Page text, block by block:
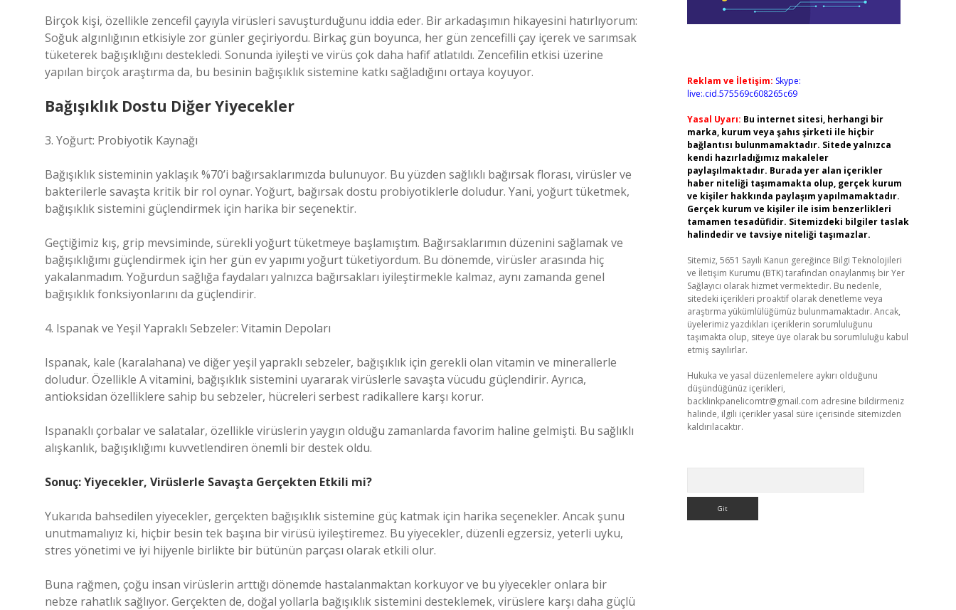
Birçok kişi, özellikle zencefil çayıyla virüsleri savuşturduğunu iddia eder. Bir arkadaşımın hikayesini hatırlıyorum:
Soğuk algınlığının etkisiyle zor günler geçiriyordu. Birkaç gün boyunca, her gün zencefilli çay içerek ve sarımsak
tüketerek bağışıklığını destekledi. Sonunda iyileşti ve virüs çok daha hafif atlatıldı. Zencefilin etkisi üzerine
yapılan birçok araştırma da, bu besinin bağışıklık sistemine katkı sağladığını ortaya koyuyor.
Bağışıklık Dostu Diğer Yiyecekler
3. Yoğurt: Probiyotik Kaynağı
Bağışıklık sisteminin yaklaşık %70’i bağırsaklarımızda bulunuyor. Bu yüzden sağlıklı bağırsak florası, virüsler ve
bakterilerle savaşta kritik bir rol oynar. Yoğurt, bağırsak dostu probiyotiklerle doludur. Yani, yoğurt tüketmek,
bağışıklık sistemini güçlendirmek için harika bir seçenektir.
Geçtiğimiz kış, grip mevsiminde, sürekli yoğurt tüketmeye başlamıştım. Bağırsaklarımın düzenini sağlamak ve
bağışıklığımı güçlendirmek için her gün ev yapımı yoğurt tüketiyordum. Bu dönemde, virüsler arasında hiç
yakalanmadım. Yoğurdun sağlığa faydaları yalnızca bağırsakları iyileştirmekle kalmaz, aynı zamanda genel
bağışıklık fonksiyonlarını da güçlendirir.
4. Ispanak ve Yeşil Yapraklı Sebzeler: Vitamin Depoları
Ispanak, kale (karalahana) ve diğer yeşil yapraklı sebzeler, bağışıklık için gerekli olan vitamin ve minerallerle
doludur. Özellikle A vitamini, bağışıklık sistemini uyararak virüslerle savaşta vücudu güçlendirir. Ayrıca,
antioksidan özelliklere sahip bu sebzeler, hücreleri serbest radikallere karşı korur.
Ispanaklı çorbalar ve salatalar, özellikle virüslerin yaygın olduğu zamanlarda favorim haline gelmişti. Bu sağlıklı
alışkanlık, bağışıklığımı kuvvetlendiren önemli bir destek oldu.
Sonuç: Yiyecekler, Virüslerle Savaşta Gerçekten Etkili mi?
Yukarıda bahsedilen yiyecekler, gerçekten bağışıklık sistemine güç katmak için harika seçenekler. Ancak şunu
unutmamalıyız ki, hiçbir besin tek başına bir virüsü iyileştiremez. Bu yiyecekler, düzenli egzersiz, yeterli uyku,
stres yönetimi ve iyi hijyenle birlikte bir bütünün parçası olarak etkili olur.
Buna rağmen, çoğu insan virüslerin arttığı dönemde hastalanmaktan korkuyor ve bu yiyecekler onlara bir
nebze rahatlık sağlıyor. Gerçekten de, doğal yollarla bağışıklık sistemini desteklemek, virüslere karşı daha güçlü
Reklam ve İletişim: Skype:
live:.cid.575569c608265c69
Yasal Uyarı: Bu internet sitesi, herhangi bir
marka, kurum veya şahıs şirketi ile hiçbir
bağlantısı bulunmamaktadır. Sitede yalnızca
kendi hazırladığımız makaleler
paylaşılmaktadır. Burada yer alan içerikler
haber niteliği taşımamakta olup, gerçek kurum
ve kişiler hakkında paylaşım yapılmamaktadır.
Gerçek kurum ve kişiler ile isim benzerlikleri
tamamen tesadüfidir. Sitemizdeki bilgiler taslak
halindedir ve tavsiye niteliği taşımazlar.
Sitemiz, 5651 Sayılı Kanun gereğince Bilgi Teknolojileri
ve İletişim Kurumu (BTK) tarafından onaylanmış bir Yer
Sağlayıcı olarak hizmet vermektedir. Bu nedenle,
sitedeki içerikleri proaktif olarak denetleme veya
araştırma yükümlülüğümüz bulunmamaktadır. Ancak,
üyelerimiz yazdıkları içeriklerin sorumluluğunu
taşımakta olup, siteye üye olarak bu sorumluluğu kabul
etmiş sayılırlar.
Hukuka ve yasal düzenlemelere aykırı olduğunu
düşündüğünüz içerikleri,
backlinkpanelicomtr@gmail.com adresine bildirmeniz
halinde, ilgili içerikler yasal süre içerisinde sitemizden
kaldırılacaktır.